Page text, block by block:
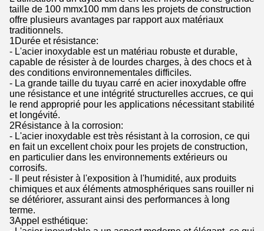
taille de 100 mmx100 mm dans les projets de construction
offre plusieurs avantages par rapport aux matériaux
traditionnels.
1Durée et résistance:
- L'acier inoxydable est un matériau robuste et durable,
capable de résister à de lourdes charges, à des chocs et à
des conditions environnementales difficiles.
- La grande taille du tuyau carré en acier inoxydable offre
une résistance et une intégrité structurelles accrues, ce qui
le rend approprié pour les applications nécessitant stabilité
et longévité.
2Résistance à la corrosion:
- L'acier inoxydable est très résistant à la corrosion, ce qui
en fait un excellent choix pour les projets de construction,
en particulier dans les environnements extérieurs ou
corrosifs.
- Il peut résister à l'exposition à l'humidité, aux produits
chimiques et aux éléments atmosphériques sans rouiller ni
se détériorer, assurant ainsi des performances à long
terme.
3Appel esthétique: